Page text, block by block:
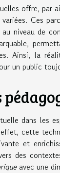
offre, par
Ces
niveau de
Ainsi, la
un public
dans les
cette
et
des
avec une